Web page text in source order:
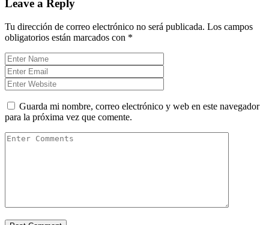
Leave a Reply
Tu dirección de correo electrónico no será publicada. Los campos
obligatorios están marcados con *
Guarda mi nombre, correo electrónico y web en este navegador
para la próxima vez que comente.